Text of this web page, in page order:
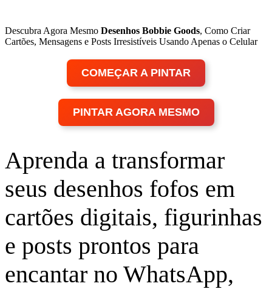
Descubra Agora Mesmo Desenhos Bobbie Goods, Como Criar
Cartões, Mensagens e Posts Irresistíveis Usando Apenas o Celular
COMEÇAR A PINTAR
PINTAR AGORA MESMO
Aprenda a transformar
seus desenhos fofos em
cartões digitais, figurinhas
e posts prontos para
encantar no WhatsApp,